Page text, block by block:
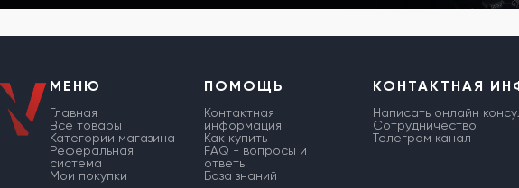
МЕНЮ
Главная
Все товары
Категории магазина
Реферальная
система
Мои покупки
ПОМОЩЬ
Контактная
информация
Как купить
FAQ - вопросы и
ответы
База знаний
КОНТАКТНАЯ
Написать онлайн
Сотрудничество
Телеграм канал